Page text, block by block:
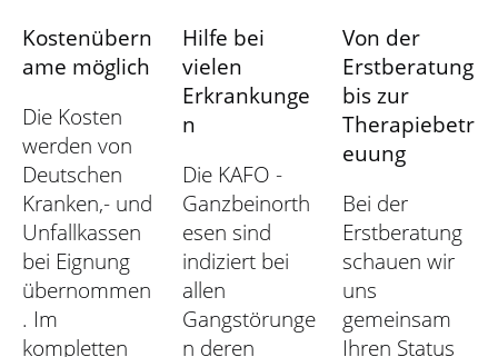
Kostenübern
ame möglich
Die Kosten
werden von
Deutschen
Kranken,- und
Unfallkassen
bei Eignung
übernommen
. Im
kompletten
Hilfe bei
vielen
Erkrankunge
n
Die KAFO -
Ganzbeinorth
esen sind
indiziert bei
allen
Gangstörunge
n deren
Von der
Erstberatung
bis zur
Therapiebetr
euung
Bei der
Erstberatung
schauen wir
uns
gemeinsam
Ihren Status